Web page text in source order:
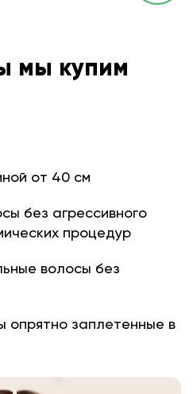
мы купим
от 40 см
без агрессивного
процедур
волосы без
опрятно заплетенные в